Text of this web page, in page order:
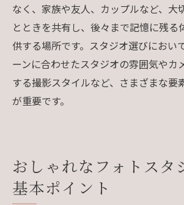
なく、家族や友人、カップルなど、大
とときを共有し、後々まで記憶に残る
供する場所です。スタジオ選びにおい
ーンに合わせたスタジオの雰囲気やカ
する撮影スタイルなど、さまざまな要
が重要です。
おしゃれなフォトスタ
基本ポイント